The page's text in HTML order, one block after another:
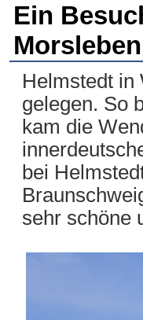
Ein
Helmstedt in
gelegen. So
kam die
bei
sehr schöne